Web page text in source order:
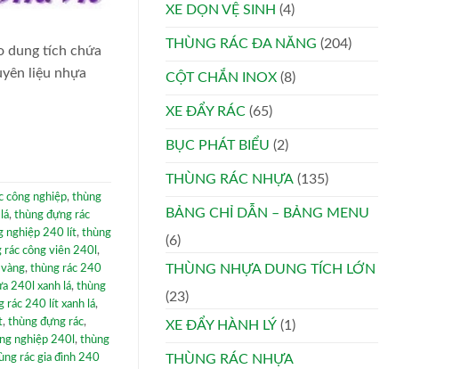
dung tích chứa
liệu nhựa
công nghiệp, thùng
, thùng đựng rác
nghiệp 240 lít, thùng
rác công viên 240l ,
, thùng rác 240
240l xanh lá, thùng
rác 240 lít xanh lá,
, thùng đựng rác,
nghiệp 240l , thùng
rác gia đình 240
XE DỌN VỆ SINH (4)
THÙNG RÁC ĐA NĂNG (204)
CỘT CHẮN INOX (8)
XE ĐẨY RÁC (65)
BỤC PHÁT BIỂU (2)
THÙNG RÁC NHỰA (135)
BẢNG CHỈ DẪN – BẢNG MENU
(6)
THÙNG NHỰA DUNG TÍCH LỚN
(23)
XE ĐẨY HÀNH LÝ (1)
THÙNG RÁC NHỰA